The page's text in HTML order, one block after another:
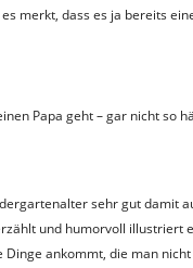
merkt, dass es ja bereits
Papa geht – gar nicht so
sehr gut damit
und humorvoll illustriert
ankommt, die man